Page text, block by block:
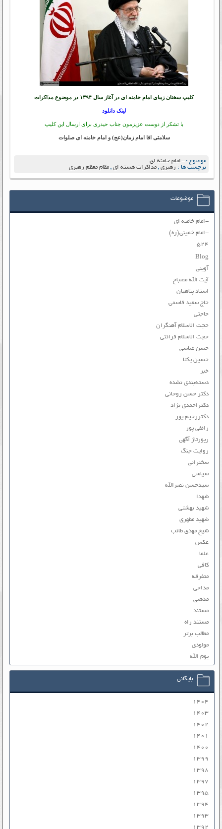
کلیپ سخنان زیبای امام خامنه ای در آغاز سال ۱۳۹۴ در موضوع مذاکرات
لینک دانلود
با تشکر از دوست عزیزمون جناب حیدری برای ارسال این کلیپ
سلامتی اقا امام زمان(عج) و امام خامنه ای صلوات
موضوع :-امام خامنه ای
برچسب ها : رهبری ,مذاکرات هسته ای ,مقام معظم رهبری
موضوعات
-امام خامنه ای
-امام خمینی(ره)
۵۲۴
Blog
آوینی
آیت الله مصباح
استاد پناهیان
حاج سعید قاسمی
حاجتی
حجت الاسلام آهنگران
حجت الاسلام قرائتی
حسن عباسی
حسین یکتا
خبر
دسته‌بندی نشده
دکتر حسن روحانی
دکتراحمدی نژاد
دکتررحیم پور
رائفی پور
رپورتاژ آگهی
روایت جنگ
سخنرانی
سیاسی
سیدحسن نصرالله
شهدا
شهید بهشتی
شهید مطهری
شیخ مهدی طائب
عکس
علما
کافی
متفرقه
مداحی
مذهبی
مستند
مستند راه
مطالب برتر
مولودی
یوم الله
بایگانی
۱۴۰۴
۱۴۰۳
۱۴۰۲
۱۴۰۱
۱۴۰۰
۱۳۹۹
۱۳۹۸
۱۳۹۷
۱۳۹۵
۱۳۹۴
۱۳۹۳
۱۳۹۲